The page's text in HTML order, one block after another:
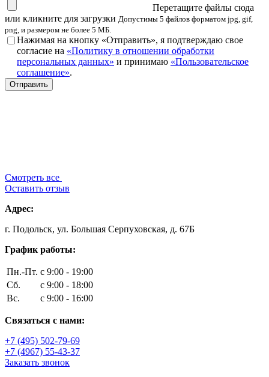
Перетащите файлы сюда
или кликните для загрузки Допустимы 5 файлов форматом jpg, gif,
png, и размером не более 5 МБ.
Нажимая на кнопку «Отправить», я подтверждаю свое
согласие на «Политику в отношении обработки
персональных данных» и принимаю «Пользовательское
соглашение».
Смотреть все
Оставить отзыв
Адрес:
г. Подольск, ул. Большая Серпуховская, д. 67Б
График работы:
Пн.-Пт. с 9:00 - 19:00
Сб.
с 9:00 - 18:00
Вс.
с 9:00 - 16:00
Связаться с нами:
+7 (495) 502-79-69
+7 (4967) 55-43-37
Заказать звонок